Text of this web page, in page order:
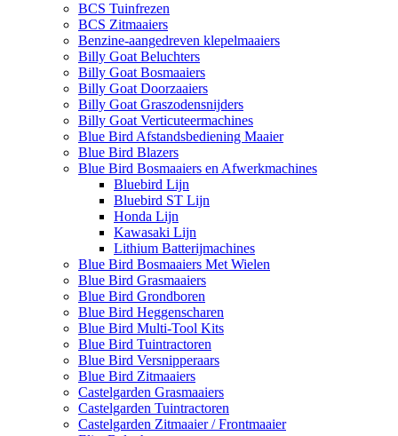
BCS Tuinfrezen
BCS Zitmaaiers
Benzine-aangedreven klepelmaaiers
Billy Goat Beluchters
Billy Goat Bosmaaiers
Billy Goat Doorzaaiers
Billy Goat Graszodensnijders
Billy Goat Verticuteermachines
Blue Bird Afstandsbediening Maaier
Blue Bird Blazers
Blue Bird Bosmaaiers en Afwerkmachines
Bluebird Lijn
Bluebird ST Lijn
Honda Lijn
Kawasaki Lijn
Lithium Batterijmachines
Blue Bird Bosmaaiers Met Wielen
Blue Bird Grasmaaiers
Blue Bird Grondboren
Blue Bird Heggenscharen
Blue Bird Multi-Tool Kits
Blue Bird Tuintractoren
Blue Bird Versnipperaars
Blue Bird Zitmaaiers
Castelgarden Grasmaaiers
Castelgarden Tuintractoren
Castelgarden Zitmaaier / Frontmaaier